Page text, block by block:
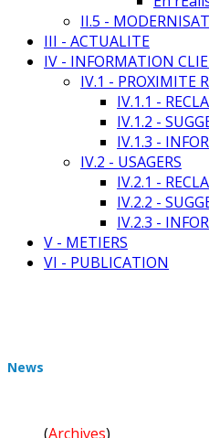
II.5 -
III - ACTUALITE
IV - INFORMATION
IV.1 - PROXIMITE
IV.1.1 -
IV.1.2 -
IV.1.3 -
IV.2 - USAGERS
IV.2.1 -
IV.2.2 -
IV.2.3 -
V - METIERS
VI - PUBLICATION
News